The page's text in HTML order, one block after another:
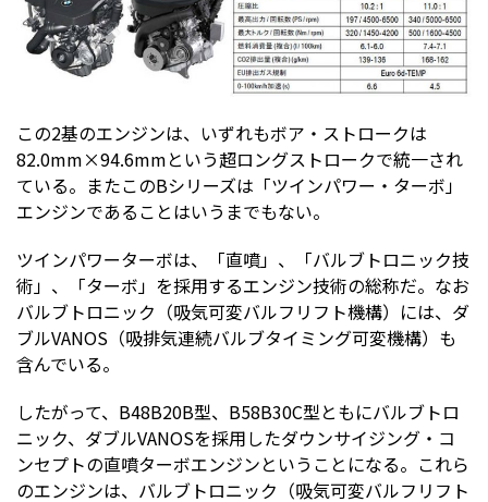
この2基のエンジンは、いずれもボア・ストロークは
82.0mm×94.6mmという超ロングストロークで統一され
ている。またこのBシリーズは「ツインパワー・ターボ」
エンジンであることはいうまでもない。
ツインパワーターボは、「直噴」、「バルブトロニック技
術」、「ターボ」を採用するエンジン技術の総称だ。なお
バルブトロニック（吸気可変バルフリフト機構）には、ダ
ブルVANOS（吸排気連続バルブタイミング可変機構）も
含んでいる。
したがって、B48B20B型、B58B30C型ともにバルブトロ
ニック、ダブルVANOSを採用したダウンサイジング・コ
ンセプトの直噴ターボエンジンということになる。これら
のエンジンは、バルブトロニック（吸気可変バルフリフト